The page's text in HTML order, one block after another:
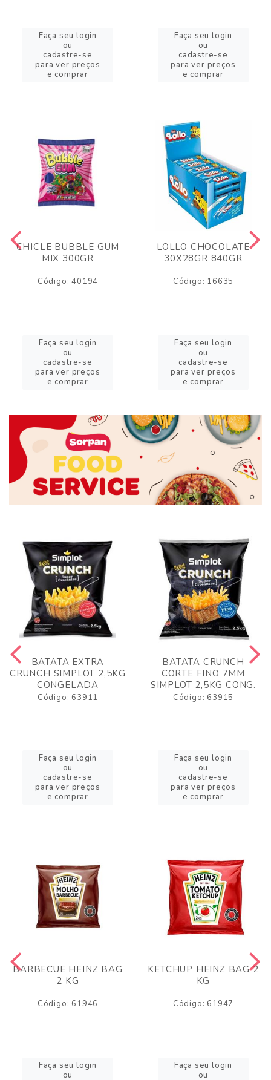
Faça seu login
ou
cadastre-se
para ver preços
e comprar
Faça seu login
ou
cadastre-se
para ver preços
e comprar
CHICLE BUBBLE GUM
MIX 300GR
Código: 40194
Faça seu login
ou
cadastre-se
para ver preços
e comprar
LOLLO CHOCOLATE
30X28GR 840GR
Código: 16635
Faça seu login
ou
cadastre-se
para ver preços
e comprar
BATATA EXTRA
CRUNCH SIMPLOT 2,5KG
CONGELADA
Código: 63911
Faça seu login
ou
cadastre-se
para ver preços
e comprar
BATATA CRUNCH
CORTE FINO 7MM
SIMPLOT 2,5KG CONG.
Código: 63915
Faça seu login
ou
cadastre-se
para ver preços
e comprar
BARBECUE HEINZ BAG
2 KG
Código: 61946
Faça seu login
ou
KETCHUP HEINZ BAG 2
KG
Código: 61947
Faça seu login
ou